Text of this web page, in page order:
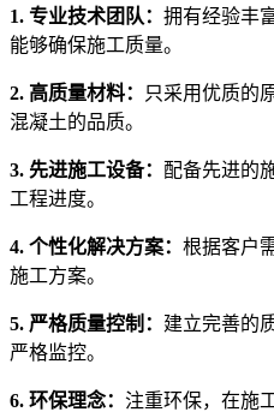
1. 专业技术团队： 拥有经验丰
能够确保施工质量。
2. 高质量材料：
只采用优质的
混凝土的品质。
3. 先进施工设备： 配备先进的
工程进度。
4. 个性化解决方案： 根据客户
施工方案。
5. 严格质量控制： 建立完善的
严格监控。
6. 环保理念： 注重环保，在施